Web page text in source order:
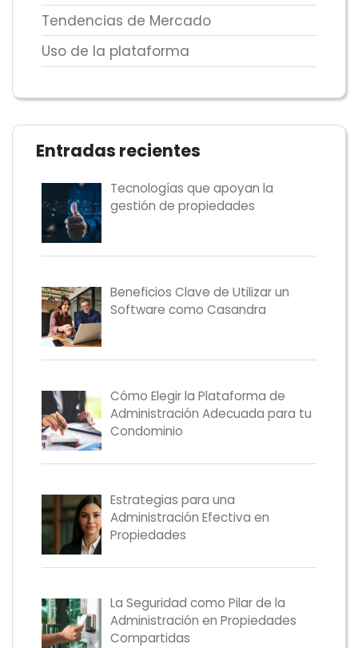
Tendencias de Mercado
Uso de la plataforma
Entradas recientes
Tecnologías que apoyan la
gestión de propiedades
Beneficios Clave de Utilizar un
Software como Casandra
Cómo Elegir la Plataforma de
Administración Adecuada para tu
Condominio
Estrategias para una
Administración Efectiva en
Propiedades
La Seguridad como Pilar de la
Administración en Propiedades
Compartidas